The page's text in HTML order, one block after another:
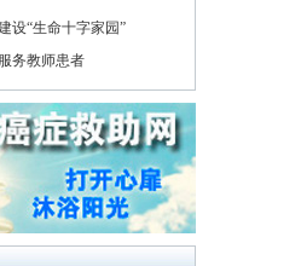
设“生命十字家园”
务教师患者